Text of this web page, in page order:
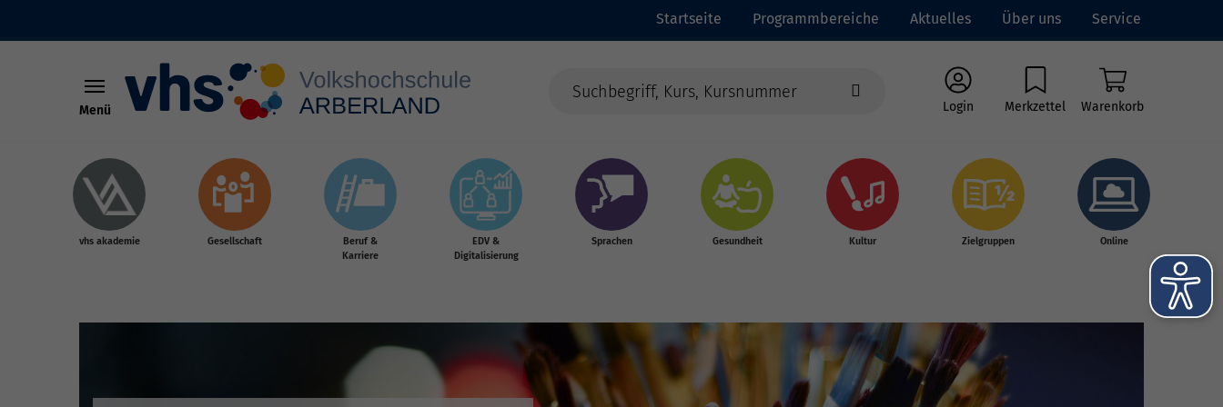
Startseite Programmbereiche Aktuelles Über uns Service
Menü Login Merkzettel Warenkorb
vhs akademie Gesellschaft
Beruf &
Karriere
EDV &
Digitalisierung
Sprachen Gesundheit Kultur Zielgruppen Online